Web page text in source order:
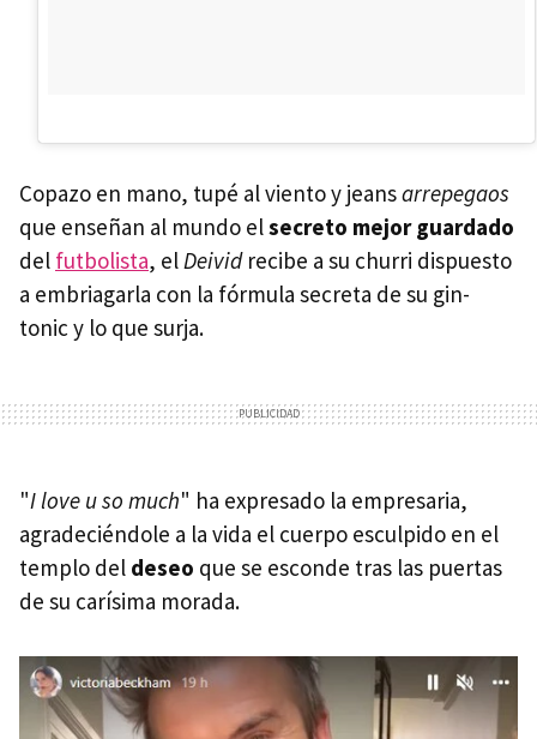
Copazo en mano, tupé al viento y jeansarrepegaos
que enseñan al mundo elsecreto mejor guardado
del futbolista, elDeivid recibe a su churri dispuesto
a embriagarla con la fórmula secreta de su gin-
tonic y lo que surja.
"I love u so much" ha expresado la empresaria,
agradeciéndole a la vida el cuerpo esculpido en el
templo del deseo que se esconde tras las puertas
de su carísima morada.